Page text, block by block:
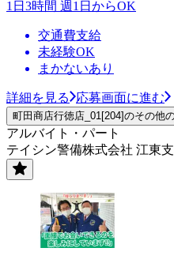
1日3時間 週1日からOK
交通費支給
未経験OK
まかないあり
詳細を見る 応募画面に進む
町田商店行徳店_01[204]のその他
アルバイト・パート
テイシン警備株式会社 江東